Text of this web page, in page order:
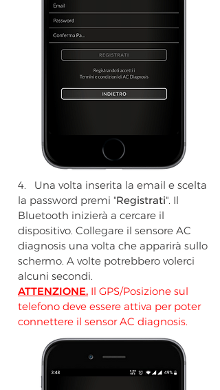
4. Una volta inserita la email e scelta
la password premi "Registrati". Il
Bluetooth inizierà a cercare il
dispositivo. Collegare il sensore AC
diagnosis una volta che apparirà sullo
schermo. A volte potrebbero volerci
alcuni secondi.
ATTENZIONE. Il GPS/Posizione sul
telefono deve essere attiva per poter
connettere il sensor AC diagnosis.